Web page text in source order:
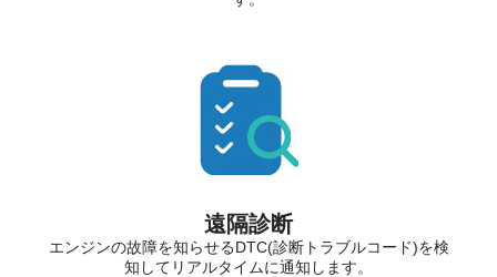
遠隔診断
エンジンの故障を知らせるDTC(診断トラブルコード)を検
知してリアルタイムに通知します。